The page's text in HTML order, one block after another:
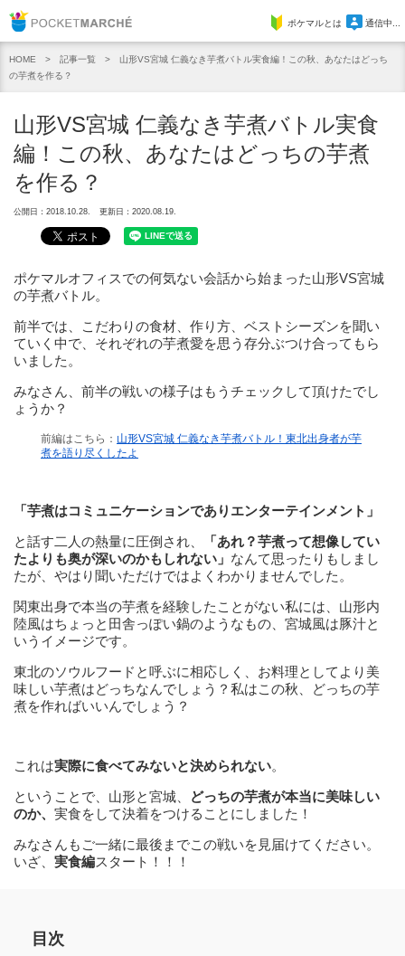
Pocket Marcheポケマルとは 通信中...
HOME 記事一覧
山形VS宮城 仁義なき芋煮バトル実食編！この秋、あなたはどっち
の芋煮を作る？
山形VS宮城 仁義なき芋煮バトル実食
編！この秋、あなたはどっちの芋煮
を作る？
公開日：2018.10.28. 更新日：2020.08.19.
ポケマルオフィスでの何気ない会話から始まった山形VS宮城
の芋煮バトル。
前半では、こだわりの食材、作り方、ベストシーズンを聞い
ていく中で、それぞれの芋煮愛を思う存分ぶつけ合ってもら
いました。
みなさん、前半の戦いの様子はもうチェックして頂けたでし
ょうか？
前編はこちら： 山形VS宮城 仁義なき芋煮バトル！東北出身者が芋
煮を語り尽くしたよ
「芋煮はコミュニケーションでありエンターテインメント」
と話す二人の熱量に圧倒され、
「あれ？芋煮って想像してい
たよりも奥が深いのかもしれない」 なんて思ったりもしまし
たが、やはり聞いただけではよくわかりませんでした。
関東出身で本当の芋煮を経験したことがない私には、山形内
陸風はちょっと田舎っぽい鍋のようなもの、宮城風は豚汁と
いうイメージです。
東北のソウルフードと呼ぶに相応しく、お料理としてより美
味しい芋煮はどっちなんでしょう？私はこの秋、どっちの芋
煮を作ればいいんでしょう？
これは実際に食べてみないと決められない。
ということで、山形と宮城、
どっちの芋煮が本当に美味しい
のか、 実食をして決着をつけることにしました！
みなさんもご一緒に最後までこの戦いを見届けてください。
いざ、 実食編スタート！！！
目次